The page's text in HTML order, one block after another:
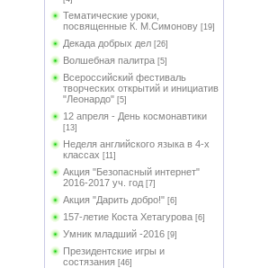
Тематические уроки,
посвященные К. М.Симонову [19]
Декада добрых дел [26]
Волшебная палитра [5]
Всероссийский фестиваль
творческих открытий и инициатив
"Леонардо" [5]
12 апреля - День космонавтики
[13]
Неделя английского языка в 4-х
классах [11]
Акция "Безопасный интернет"
2016-2017 уч. год [7]
Акция "Дарить добро!" [6]
157-летие Коста Хетагурова [6]
Умник младший -2016 [9]
Президентские игры и
состязания [46]